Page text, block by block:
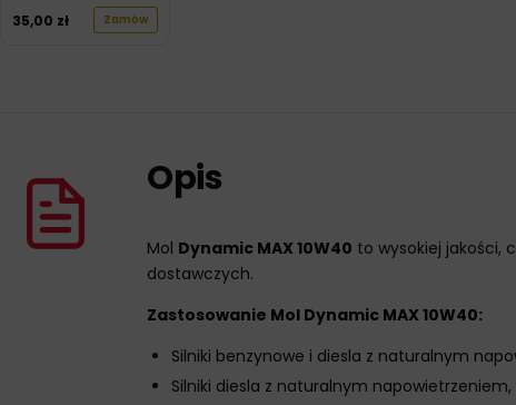
35,00 zł Zamów
Opis
Mol Dynamic MAX 10W40 to wysokiej jakości,
dostawczych.
Zastosowanie Mol Dynamic MAX 10W40:
Silniki benzynowe i diesla z naturalnym
Silniki diesla z naturalnym